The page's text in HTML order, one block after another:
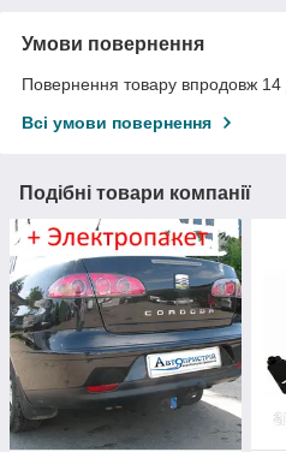
Умови повернення
Повернення товару впродовж 14
Всі умови повернення
Подібні товари компанії